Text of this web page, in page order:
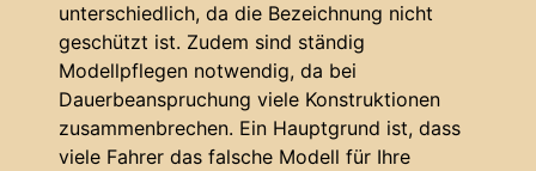
unterschiedlich, da die Bezeichnung nicht
geschützt ist. Zudem sind ständig
Modellpflegen notwendig, da bei
Dauerbeanspruchung viele Konstruktionen
zusammenbrechen. Ein Hauptgrund ist, dass
viele Fahrer das falsche Modell für Ihre